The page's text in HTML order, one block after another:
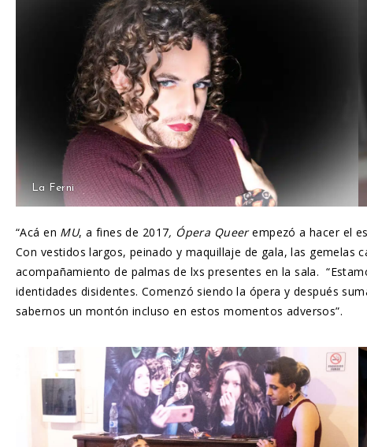
La Ferni
“Acá en MU, a fines de 2017, Ópera Queerempezó a hacer el
Con vestidos largos, peinado y maquillaje de gala, las gemelas
acompañamiento de palmas de lxs presentes en la sala.
identidades disidentes. Comenzó siendo la ópera y después
sabernos un montón incluso en estos momentos adversos”.